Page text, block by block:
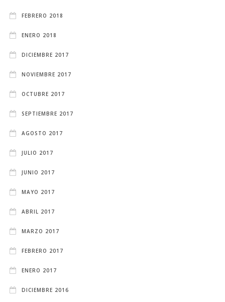
FEBRERO 2018
ENERO 2018
DICIEMBRE 2017
NOVIEMBRE 2017
OCTUBRE 2017
SEPTIEMBRE 2017
AGOSTO 2017
JULIO 2017
JUNIO 2017
MAYO 2017
ABRIL 2017
MARZO 2017
FEBRERO 2017
ENERO 2017
DICIEMBRE 2016